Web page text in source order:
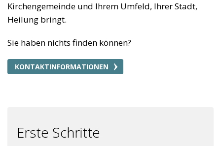
Kirchengemeinde und Ihrem Umfeld, Ihrer Stadt,
Heilung bringt.
Sie haben nichts finden können?
KONTAKTINFORMATIONEN
Erste Schritte